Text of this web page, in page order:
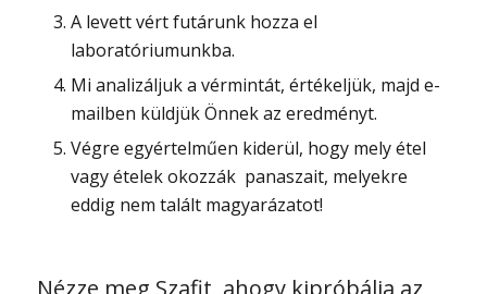
A levett vért futárunk hozza el
laboratóriumunkba.
Mi analizáljuk a vérmintát, értékeljük, majd e-
mailben küldjük Önnek az eredményt.
Végre egyértelműen kiderül, hogy mely étel
vagy ételek okozzák panaszait, melyekre
eddig nem talált magyarázatot!
Nézze meg Szafit, ahogy kipróbálja az